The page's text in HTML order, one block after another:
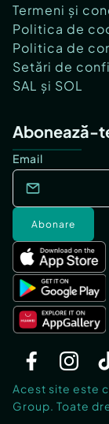
Termeni și
Politica de
Politica de
Setări de
SAL și SOL
Abonează-
Email
Abonare
Acest site este
Group. Toate